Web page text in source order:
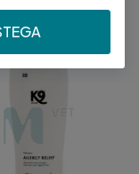
Järjesta
ALLERGY
300 ML